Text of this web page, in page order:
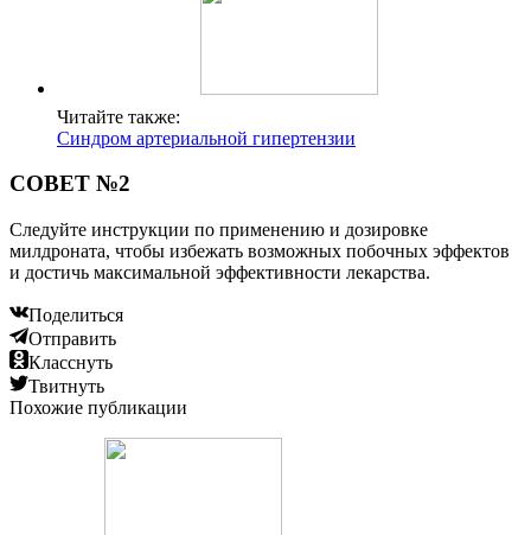
Читайте также:
Синдром артериальной гипертензии
СОВЕТ №2
Следуйте инструкции по применению и дозировке
милдроната, чтобы избежать возможных побочных эффектов
и достичь максимальной эффективности лекарства.
Поделиться
Отправить
Класснуть
Твитнуть
Похожие публикации